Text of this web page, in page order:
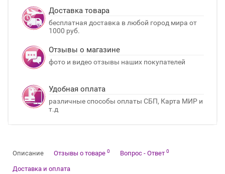
Доставка товара
бесплатная доставка в любой город мира от
1000 руб.
Отзывы о магазине
фото и видео отзывы наших покупателей
Удобная оплата
различные способы оплаты СБП, Карта МИР и
т.д
Описание Отзывы о товаре 0 Вопрос - Ответ 0
Доставка и оплата